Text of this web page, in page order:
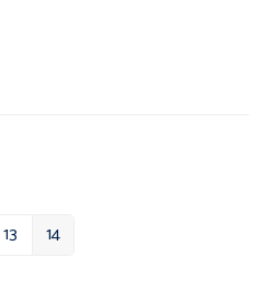
Page
13 Page
14